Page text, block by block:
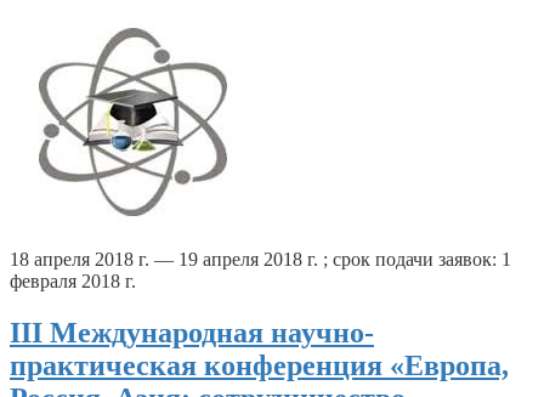
18 апреля 2018 г. — 19 апреля 2018 г. ; срок подачи заявок: 1
февраля 2018 г.
III Международная научно-
практическая конференция «Европа,